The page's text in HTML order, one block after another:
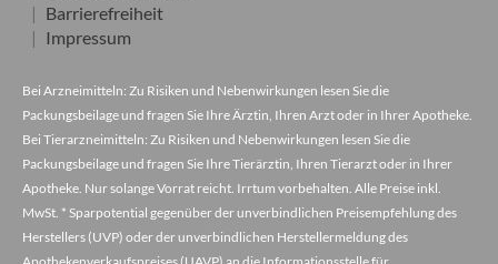
Barrierefreiheit
Impressum
Bei Arzneimitteln: Zu Risiken und Nebenwirkungen lesen Sie die
Packungsbeilage und fragen Sie Ihre Ärztin, Ihren Arzt oder in Ihrer Apotheke.
Bei Tierarzneimitteln: Zu Risiken und Nebenwirkungen lesen Sie die
Packungsbeilage und fragen Sie Ihre Tierärztin, Ihren Tierarzt oder in Ihrer
Apotheke. Nur solange Vorrat reicht. Irrtum vorbehalten. Alle Preise inkl.
MwSt. * Sparpotential gegenüber der unverbindlichen Preisempfehlung des
Herstellers (UVP) oder der unverbindlichen Herstellermeldung des